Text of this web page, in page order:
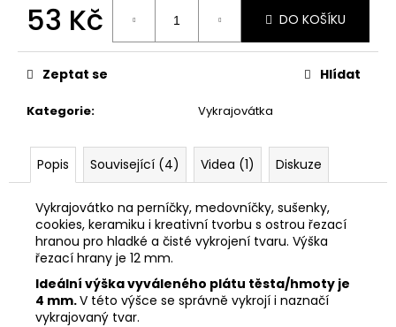
53 Kč
cena:
DO KOŠÍKU
Kategorie: Vykrajovátka
Zeptat se Hlídat
Popis Související (4) Videa (1) Diskuze
Vykrajovátko na perníčky, medovníčky, sušenky,
cookies, keramiku i kreativní tvorbu s ostrou řezací
hranou pro hladké a čisté vykrojení tvaru. Výška
řezací hrany je 12 mm.
Ideální výška vyváleného plátu těsta/hmoty je
4 mm.V této výšce se správně vykrojí i naznačí
vykrajovaný tvar.
u
j
e
e
33001
ZDOBÍCÍ
Kč